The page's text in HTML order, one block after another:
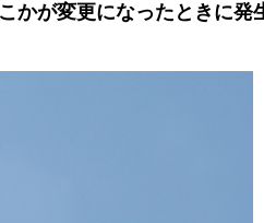
かが変更になったときに発